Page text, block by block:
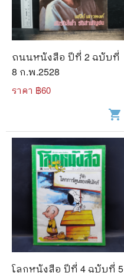
ถนนหนังสือ ปีที่ 2 ฉบับที่
8 ก.พ.2528
ราคา ฿60
shopping_cart
โลกหนังสือ ปีที่ 4 ฉบับที่ 5